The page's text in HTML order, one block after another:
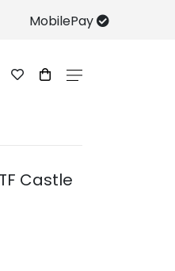
MobilePay
Castle